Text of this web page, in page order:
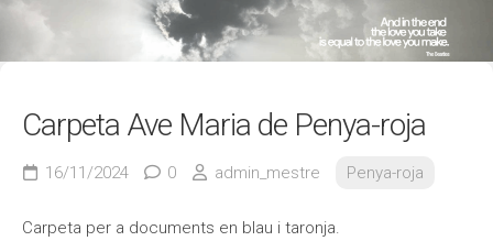
Carpeta Ave Maria de Penya-roja
16/11/2024 0 admin_mestre Penya-roja
Carpeta per a documents en blau i taronja.